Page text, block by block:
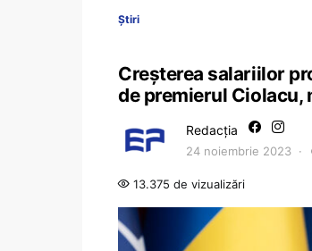
Știri
Creșterea salariilor
de premierul Ciolacu,
Redacția
24 noiembrie 2023
13.375 de vizualizări